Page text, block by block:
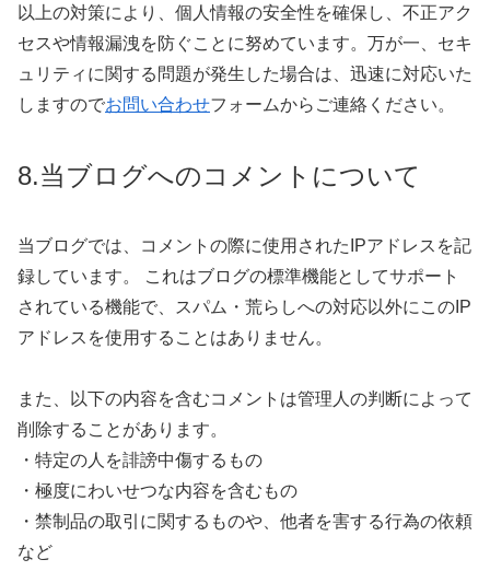
以上の対策により、個人情報の安全性を確保し、不正アク
セスや情報漏洩を防ぐことに努めています。万が一、セキ
ュリティに関する問題が発生した場合は、迅速に対応いた
しますのでお問い合わせフォームからご連絡ください。
8.当ブログへのコメントについて
当ブログでは、コメントの際に使用されたIPアドレスを記
録しています。 これはブログの標準機能としてサポート
されている機能で、スパム・荒らしへの対応以外にこのIP
アドレスを使用することはありません。
また、以下の内容を含むコメントは管理人の判断によって
削除することがあります。
・特定の人を誹謗中傷するもの
・極度にわいせつな内容を含むもの
・禁制品の取引に関するものや、他者を害する行為の依頼
など